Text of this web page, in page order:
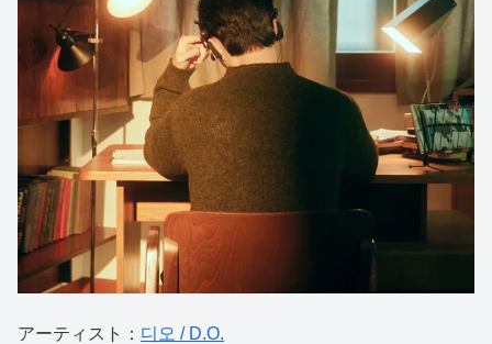
アーティスト： 디오 / D.O.